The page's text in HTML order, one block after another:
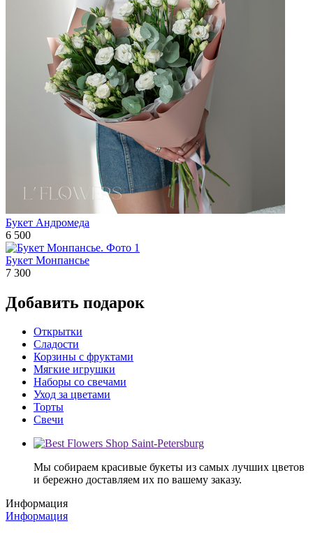
Букет Андромеда
6 500
Букет Монпансье
7 300
Добавить подарок
Открытки
Сладости
Корзины с фруктами
Мягкие игрушки
Наборы со свечами
Уход за цветами
Торты
Свечи
Мы собираем красивые букеты из самых лучших цветов
и бережно доставляем их по вашему заказу.
Информация
Информация